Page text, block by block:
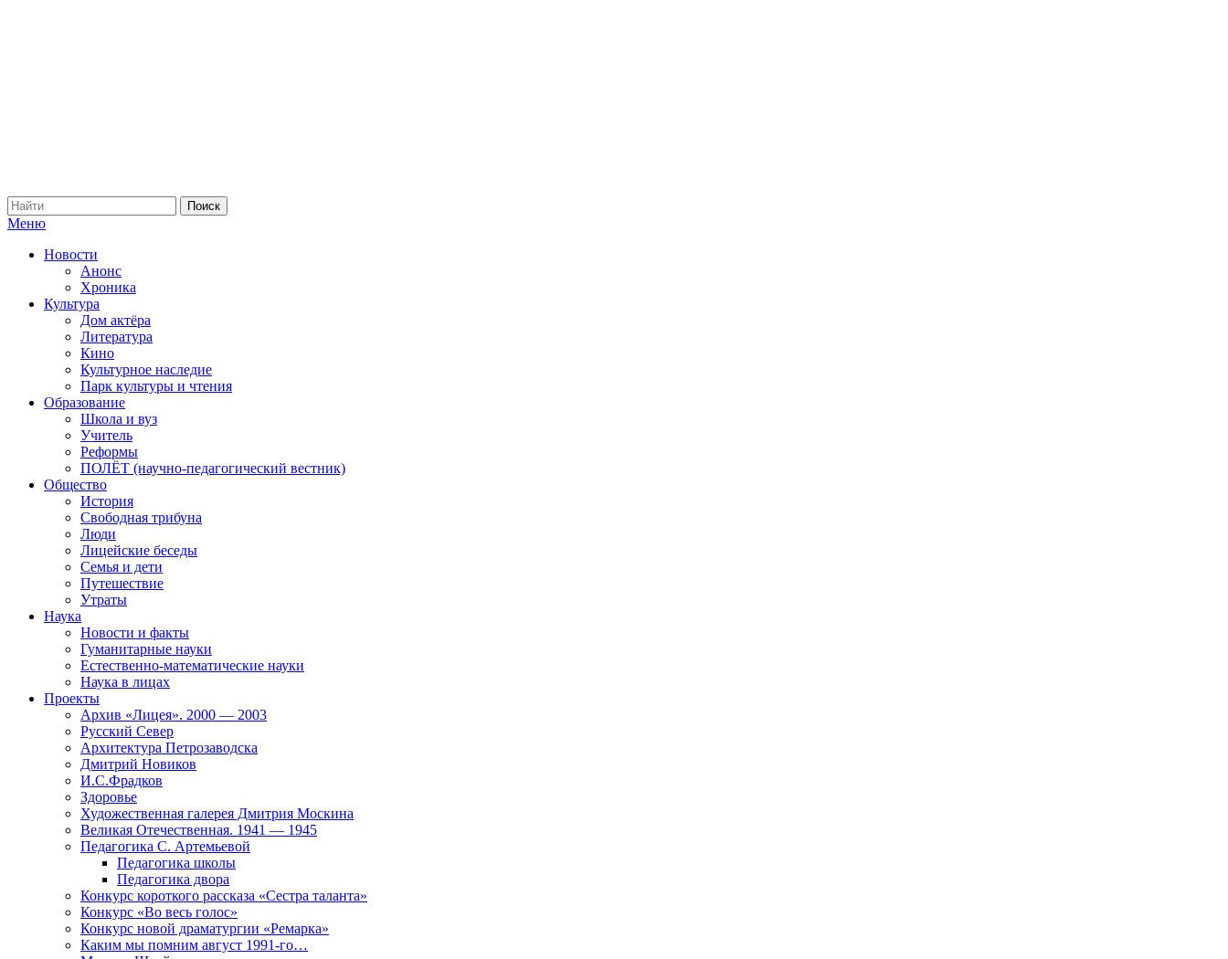
Меню
Новости
Анонс
Хроника
Культура
Дом актёра
Литература
Кино
Культурное наследие
Парк культуры и чтения
Образование
Школа и вуз
Учитель
Реформы
ПОЛЁТ (научно-педагогический вестник)
Общество
История
Свободная трибуна
Люди
Лицейские беседы
Семья и дети
Путешествие
Утраты
Наука
Новости и факты
Гуманитарные науки
Естественно-математические науки
Наука в лицах
Проекты
Архив «Лицея». 2000 — 2003
Русский Север
Архитектура Петрозаводска
Дмитрий Новиков
И.С.Фрадков
Здоровье
Художественная галерея Дмитрия Москина
Великая Отечественная. 1941 — 1945
Педагогика С. Артемьевой
Педагогика школы
Педагогика двора
Конкурс короткого рассказа «Сестра таланта»
Конкурс «Во весь голос»
Конкурс новой драматургии «Ремарка»
Каким мы помним август 1991-го…